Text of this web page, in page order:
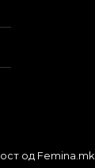
од Femina.mk.